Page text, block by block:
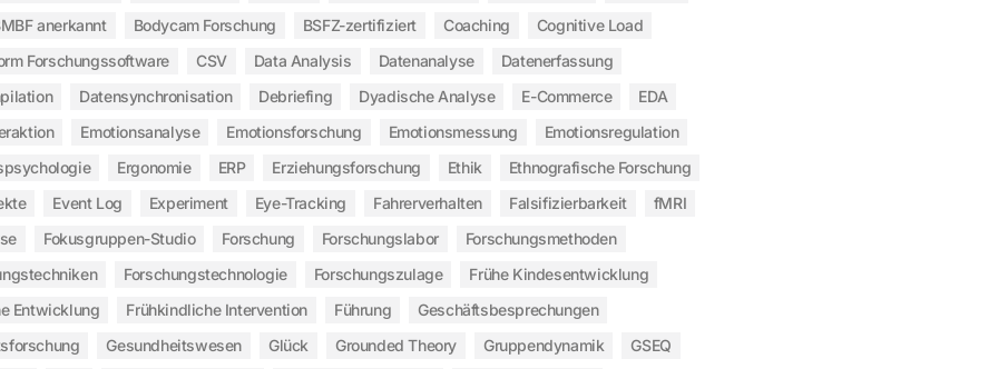
anerkannt Bodycam Forschung BSFZ-zertifiziert Coaching
Cognitive Load
Forschungssoftware CSV Data Analysis Datenanalyse
Datenerfassung
Datensynchronisation Debriefing Dyadische Analyse E-Commerce
EDA
Emotionsanalyse Emotionsforschung Emotionsmessung
Emotionsregulation
Ergonomie ERP Erziehungsforschung Ethik
Ethnografische Forschung
Event Log Experiment Eye-Tracking Fahrerverhalten Falsifizierbarkeit
fMRI
Fokusgruppen-Studio Forschung Forschungslabor
Forschungsmethoden
Forschungstechnologie Forschungszulage
Frühe Kindesentwicklung
Entwicklung Frühkindliche Intervention Führung
Geschäftsbesprechungen
Gesundheitswesen Glück Grounded Theory Gruppendynamik
GSEQ